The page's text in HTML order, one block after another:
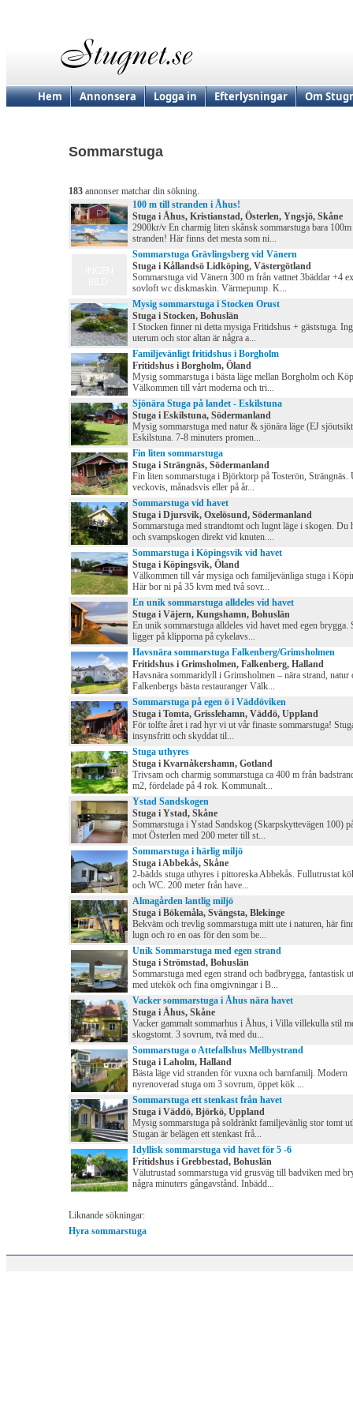
Hem Annonsera Logga in Efterlysningar Om
Sommarstuga
183 annonser matchar din sökning.
100 m till stranden i Åhus!
Stuga i Åhus, Kristianstad, Österlen, Yngsjö, Skåne
2900kr/v En charmig liten skånsk sommarstuga bara
stranden! Här finns det mesta som ni...
Sommarstuga Grävlingsberg vid Vänern
Stuga i Kållandsö Lidköping, Västergötland
Sommarstuga vid Vänern 300 m från vattnet 3bäddar +4
sovloft wc diskmaskin. Värmepump. K...
Mysig sommarstuga i Stocken Orust
Stuga i Stocken, Bohuslän
I Stocken finner ni detta mysiga Fritidshus + gäststuga.
uterum och stor altan är några a...
Familjevänligt fritidshus i Borgholm
Fritidshus i Borgholm, Öland
Mysig sommarstuga i bästa läge mellan Borgholm och
Välkommen till vårt moderna och tri...
Sjönära Stuga på landet - Eskilstuna
Stuga i Eskilstuna, Södermanland
Mysig sommarstuga med natur & sjönära läge (EJ
Eskilstuna. 7-8 minuters promen...
Fin liten sommarstuga
Stuga i Strängnäs, Södermanland
Fin liten sommarstuga i Björktorp på Tosterön, Strängnäs.
veckovis, månadsvis eller på år...
Sommarstuga vid havet
Stuga i Djursvik, Oxelösund, Södermanland
Sommarstuga med strandtomt och lugnt läge i skogen. Du
och svampskogen direkt vid knuten....
Sommarstuga i Köpingsvik vid havet
Stuga i Köpingsvik, Öland
Välkommen till vår mysiga och familjevänliga stuga i
Här bor ni på 35 kvm med två sovr...
En unik sommarstuga alldeles vid havet
Stuga i Väjern, Kungshamn, Bohuslän
En unik sommarstuga alldeles vid havet med egen brygga.
ligger på klipporna på cykelavs...
Havsnära sommarstuga Falkenberg/Grimsholmen
Fritidshus i Grimsholmen, Falkenberg, Halland
Havsnära sommaridyll i Grimsholmen – nära strand, natur
Falkenbergs bästa restauranger Välk...
Sommarstuga på egen ö i Väddöviken
Stuga i Tomta, Grisslehamn, Väddö, Uppland
För tolfte året i rad hyr vi ut vår finaste sommarstuga!
insynsfritt och skyddat til...
Stuga uthyres
Stuga i Kvarnåkershamn, Gotland
Trivsam och charmig sommarstuga ca 400 m från
m2, fördelade på 4 rok. Kommunalt...
Ystad Sandskogen
Stuga i Ystad, Skåne
Sommarstuga i Ystad Sandskog (Skarpskyttevägen 100)
mot Österlen med 200 meter till st...
Sommarstuga i härlig miljö
Stuga i Abbekås, Skåne
2-bädds stuga uthyres i pittoreska Abbekås. Fullutrustat
och WC. 200 meter från have...
Almagården lantlig miljö
Stuga i Bökemåla, Svängsta, Blekinge
Bekväm och trevlig sommarstuga mitt ute i naturen, här
lugn och ro en oas för den som be...
Unik Sommarstuga med egen strand
Stuga i Strömstad, Bohuslän
Sommarstuga med egen strand och badbrygga, fantastisk
med utekök och fina omgivningar i B...
Vacker sommarstuga i Åhus nära havet
Stuga i Åhus, Skåne
Vacker gammalt sommarhus i Åhus, i Villa villekulla stil
skogstomt. 3 sovrum, två med du...
Sommarstuga o Attefallshus Mellbystrand
Stuga i Laholm, Halland
Bästa läge vid stranden för vuxna och barnfamilj. Modern
nyrenoverad stuga om 3 sovrum, öppet kök ...
Sommarstuga ett stenkast från havet
Stuga i Väddö, Björkö, Uppland
Mysig sommarstuga på soldränkt familjevänlig stor tomt
Stugan är belägen ett stenkast frå...
Idyllisk sommarstuga vid havet för 5 -6
Fritidshus i Grebbestad, Bohuslän
Välutrustad sommarstuga vid grusväg till badviken med
några minuters gångavstånd. Inbädd...
Liknande sökningar:
Hyra sommarstuga